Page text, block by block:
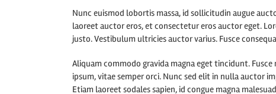
Nunc euismod lobortis massa, id sollicitudin augue
laoreet auctor eros, et consectetur eros auctor eget.
justo. Vestibulum ultricies auctor varius. Fusce
Aliquam commodo gravida magna eget tincidunt.
ipsum, vitae semper orci. Nunc sed elit in nulla auctor
Etiam laoreet sodales sapien, id congue magna